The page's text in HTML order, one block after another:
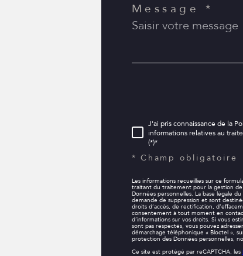
Message *
J'ai pris connaissance de la
informations relatives au
(*)*
* Champ obligatoire
Les informations recueillies sur ce
traitant du traitement pour la gestion de
Données personnelles. La base légale
demande de suppression et sont
droits d’accès, de rectification,
consentement à tout moment en
d’informations sur vos droits. Si vous
sont pas respectés, vous pouvez
démarchage téléphonique « Bloctel »,
protection des Données personnelles,
Ce site est protégé par reCAPTCHA, les